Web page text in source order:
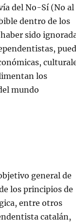
del No-Sí (No al
dentro de los
sido
los
mundo
general de
los principios de
entre otros
catalán,